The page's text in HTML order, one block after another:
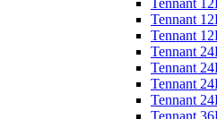
Tennant
Tennant
Tennant
Tennant
Tennant
Tennant
Tennant